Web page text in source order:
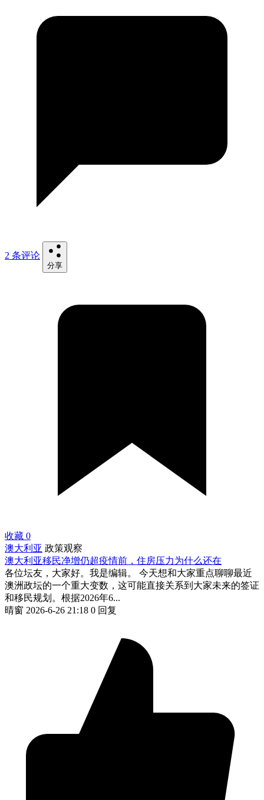
2 条评论
分享
收藏 0
澳大利亚 政策观察
澳大利亚移民净增仍超疫情前，住房压力为什么还在
各位坛友，大家好。我是编辑。 今天想和大家重点聊聊最近
澳洲政坛的一个重大变数，这可能直接关系到大家未来的签证
和移民规划。根据2026年6...
晴窗 2026-6-26 21:18 0 回复